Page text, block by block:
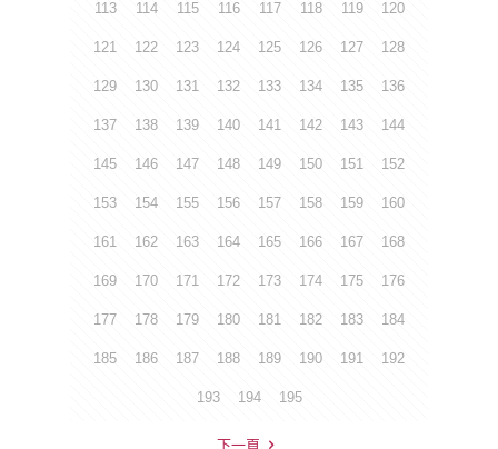
113 114 115 116 117 118 119 120
121 122 123 124 125 126 127 128
129 130 131 132 133 134 135 136
137 138 139 140 141 142 143 144
145 146 147 148 149 150 151 152
153 154 155 156 157 158 159 160
161 162 163 164 165 166 167 168
169 170 171 172 173 174 175 176
177 178 179 180 181 182 183 184
185 186 187 188 189 190 191 192
193 194 195
下一頁